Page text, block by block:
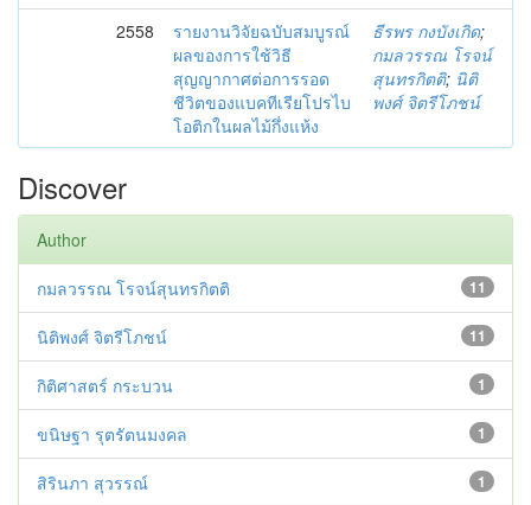
2558
รายงานวิจัยฉบับสมบูรณ์
ผลของการใช้วิธี
สุญญากาศต่อการรอด
ชีวิตของแบคทีเรียโปรไบ
โอติกในผลไม้กึ่งแห้ง
ธีรพร กงบังเกิด;
กมลวรรณ โรจน์
สุนทรกิตติ; นิติ
พงศ์ จิตรีโภชน์
Discover
Author
11
กมลวรรณ โรจน์สุนทรกิตติ
11
นิติพงศ์ จิตรีโภชน์
1
กิติศาสตร์ กระบวน
1
ขนิษฐา รุตรัตนมงคล
1
สิรินภา สุวรรณ์